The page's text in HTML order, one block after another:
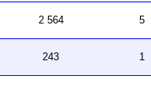
2 564 5
243 1